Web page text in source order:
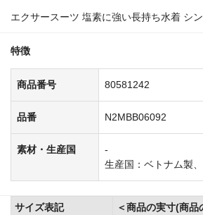
エクサースーツ 塩素に強い長持ち水着 シ
特徴
商品番号 80581242
品番 N2MBB06092
素材・生産国
-
生産国：ベトナム製
サイズ表記
＜商品の実寸(商品